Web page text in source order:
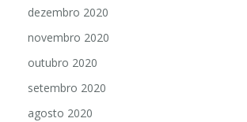
dezembro 2020
novembro 2020
outubro 2020
setembro 2020
agosto 2020